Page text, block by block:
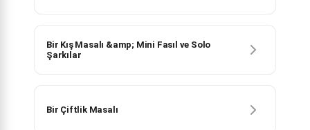
Bir Kış Masalı &amp; Mini Fasıl ve Solo
Şarkılar
Bir Çiftlik Masalı